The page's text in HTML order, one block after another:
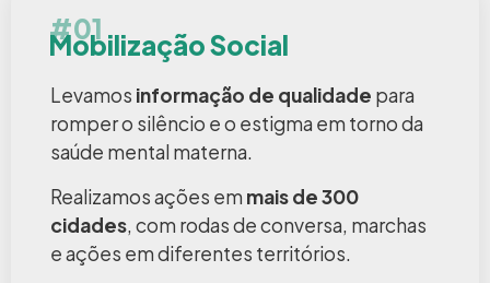
#01
Mobilização Social
Levamos informação de qualidade para
romper o silêncio e o estigma em torno da
saúde mental materna.
Realizamos ações em mais de 300
cidades, com rodas de conversa, marchas
e ações em diferentes territórios.